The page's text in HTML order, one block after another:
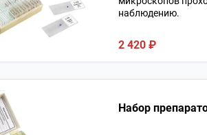
наблюдению.
2 420 ₽
Набор